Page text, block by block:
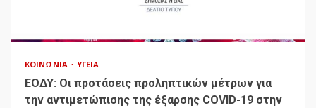
ΚΟΙΝΩΝΊΑ ΥΓΕΊΑ
ΕΟΔΥ: Οι προτάσεις προληπτικών μέτρων για
την αντιμετώπισης της έξαρσης COVID-19 στην